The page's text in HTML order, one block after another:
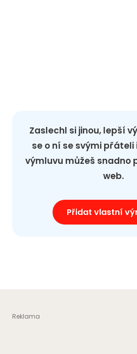
Zaslechl si jinou, lepší
se o ní se svými přáteli
výmluvu můžeš snadno
web.
Přidat vlastní